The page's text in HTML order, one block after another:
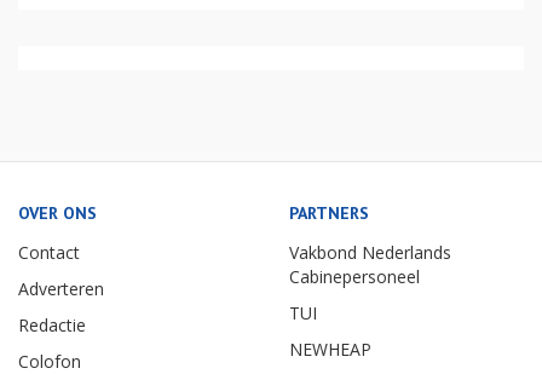
OVER ONS
Contact
Adverteren
Redactie
Colofon
PARTNERS
Vakbond Nederlands
Cabinepersoneel
TUI
NEWHEAP